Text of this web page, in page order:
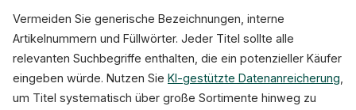
Vermeiden Sie generische Bezeichnungen, interne
Artikelnummern und Füllwörter. Jeder Titel sollte alle
relevanten Suchbegriffe enthalten, die ein potenzieller Käufer
eingeben würde. Nutzen Sie KI-gestützte Datenanreicherung
um Titel systematisch über große Sortimente hinweg zu